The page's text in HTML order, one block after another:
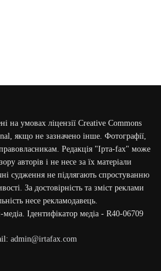
на умовах ліцензії Creative Commons
якщо не зазначено інше. Фотографії,
Редакція "Ірта-fax" може
авторів і не несе за їх матеріали
судження не підлягають спростуванню
За достовірність та зміст реклами
несе рекламодавець.
Ідентифікатор медіа - R40-06709
admin@irtafax.com